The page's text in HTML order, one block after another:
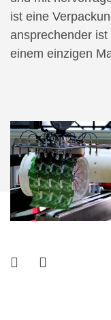
ist eine
ansprechender
einem einzigen